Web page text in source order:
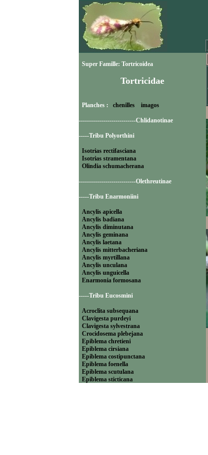
Super Famille: Tortricoidea
Tortricidae
Planches : chenilles imagos
----------------------------Chlidanotinae
-----Tribu Polyorthini
Isotrias rectifasciana
Isotrias stramentana
Olindia schumacherana
----------------------------Olethreutinae
-----Tribu Enarmoniini
Ancylis apicella
Ancylis badiana
Ancylis diminutana
Ancylis geminana
Ancylis laetana
Ancylis mitterbacheriana
Ancylis myrtillana
Ancylis unculana
Ancylis unguicella
Enarmonia formosana
-----Tribu Eucosmini
Acroclita subsequana
Clavigesta purdeyi
Clavigesta sylvestrana
Crocidosema plebejana
Epiblema chretieni
Epiblema cirsiana
Epiblema costipunctana
Epiblema foenella
Epiblema scutulana
Epiblema sticticana